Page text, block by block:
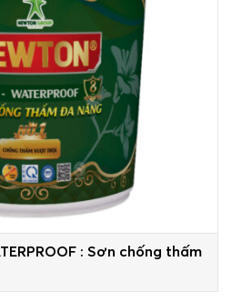
: Sơn chống thấm